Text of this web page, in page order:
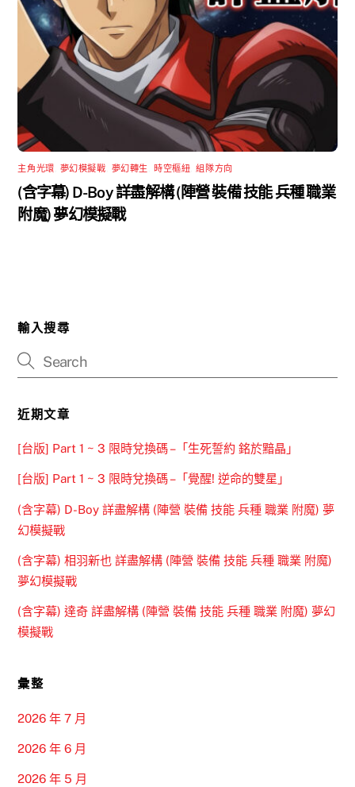
主角光環 夢幻模擬戰 夢幻轉生 時空樞紐 ,組隊方向
(含字幕) D-Boy 詳盡解構 (陣營 裝備 技能 兵種 職業
附魔) 夢幻模擬戰
輸入搜尋
近期文章
[台版] Part 1 ~ 3 限時兌換碼 –「生死誓約 銘於黯晶」
[台版] Part 1 ~ 3 限時兌換碼 –「覺醒! 逆命的雙星」
(含字幕) D-Boy 詳盡解構 (陣營 裝備 技能 兵種 職業 附魔) 夢
幻模擬戰
(含字幕) 相羽新也 詳盡解構 (陣營 裝備 技能 兵種 職業 附魔)
夢幻模擬戰
(含字幕) 達奇 詳盡解構 (陣營 裝備 技能 兵種 職業 附魔) 夢幻
模擬戰
彙整
2026 年 7 月
2026 年 6 月
2026 年 5 月